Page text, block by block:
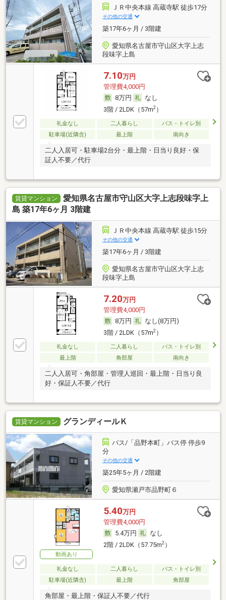
ＪＲ中央本線 高蔵寺駅 徒歩17分
その他の交通
築17年6ヶ月 / 3階建
愛知県名古屋市守山区大字上志
段味字上島
7.10万円
管理費4,000円
8万円
なし
3階 / 2LDK（57m2）
礼金なし 二人暮らし
バス・トイレ別
駐車場(近隣含)
最上階 南向き
二人入居可・駐車場2台分・最上階・日当り良好・保
証人不要／代行
賃貸マンション
愛知県名古屋市守山区大字上志段味字上
島 築17年6ヶ月 3階建
ＪＲ中央本線 高蔵寺駅 徒歩15分
その他の交通
築17年6ヶ月 / 3階建
愛知県名古屋市守山区大字上志
段味字上島
7.20万円
管理費4,000円
8万円
なし(8万円)
3階 / 2LDK（57m2）
礼金なし 二人暮らし
バス・トイレ別
最上階
角部屋 南向き
二人入居可・角部屋・管理人巡回・最上階・日当り良
好・保証人不要／代行
賃貸マンション グランディールＫ
バス/「品野本町」バス停 停歩9
分
その他の交通
築25年5ヶ月 / 2階建
愛知県瀬戸市品野町６
動画あり
5.40万円
管理費4,000円
5.4万円
なし
2階 / 2LDK（57.75m2）
礼金なし 二人暮らし
バス・トイレ別
駐車場(近隣含)
最上階 角部屋
角部屋・最上階・保証人不要／代行